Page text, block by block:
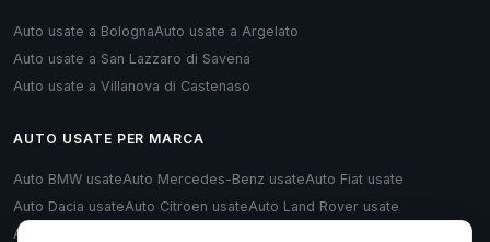
Auto usate a BolognaAuto usate a Argelato
Auto usate a San Lazzaro di Savena
Auto usate a Villanova di Castenaso
AUTO USATE PER MARCA
Auto BMW usateAuto Mercedes-Benz usateAuto Fiat usate
Auto Dacia usateAuto Citroen usateAuto Land Rover usate
Auto Renault usate